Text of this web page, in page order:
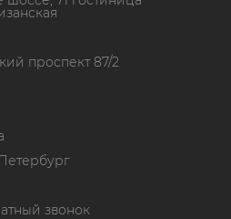
проспект 87/2
звонок